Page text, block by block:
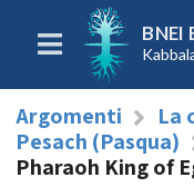
BNEI
Argomenti La
Pesach (Pasqua)
Pharaoh King of